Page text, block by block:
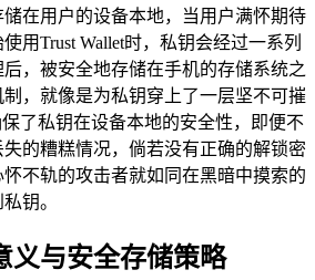
在用户的设备本地，当用户满怀期待
用Trust Wallet时，私钥会经过一系列
，被安全地存储在手机的存储系统之
，就像是为私钥穿上了一层坚不可摧
了私钥在设备本地的安全性，即便不
的糟糕情况，倘若没有正确的解锁密
不轨的攻击者就如同在黑暗中摸索的
钥。
义与安全存储策略